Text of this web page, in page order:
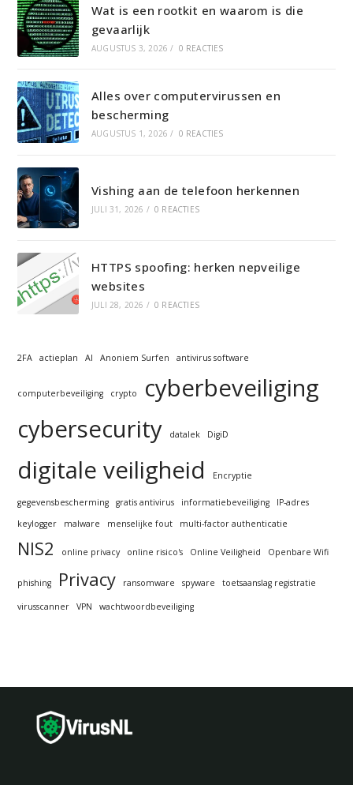
Wat is een rootkit en waarom is die
gevaarlijk
AUGUSTUS 3, 2026 / 0 REACTIES
Alles over computervirussen en
bescherming
AUGUSTUS 1, 2026 / 0 REACTIES
Vishing aan de telefoon herkennen
JULI 31, 2026 / 0 REACTIES
HTTPS spoofing: herken nepveilige
websites
JULI 28, 2026 / 0 REACTIES
2FA actieplan AI Anoniem Surfen antivirus software
computerbeveiliging crypto
cyberbeveiliging
cybersecurity
datalek DigiD
digitale veiligheid Encryptie
gegevensbescherming gratis antivirus informatiebeveiliging
IP-adres
keylogger
malware menselijke fout multi-factor authenticatie
NIS2 online privacy online risico's Online Veiligheid Openbare Wifi
phishing Privacy ransomware spyware toetsaanslag registratie
virusscanner VPN wachtwoordbeveiliging